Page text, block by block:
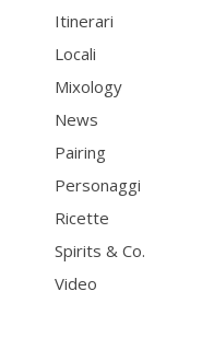
Itinerari
Locali
Mixology
News
Pairing
Personaggi
Ricette
Spirits & Co.
Video